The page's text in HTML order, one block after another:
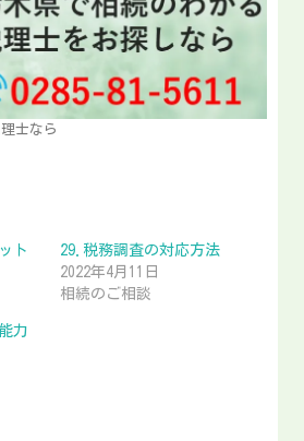
士なら
ト
29.税務調査の対応方法
2022年4月11日
相続のご相談
力